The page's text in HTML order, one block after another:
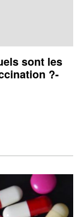
sont les
?-